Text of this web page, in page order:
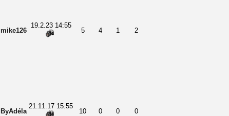
mike126
19.2.23 14:55
5 4 1 2
ByAdéla
21.11.17 15:55
10 0 0 0